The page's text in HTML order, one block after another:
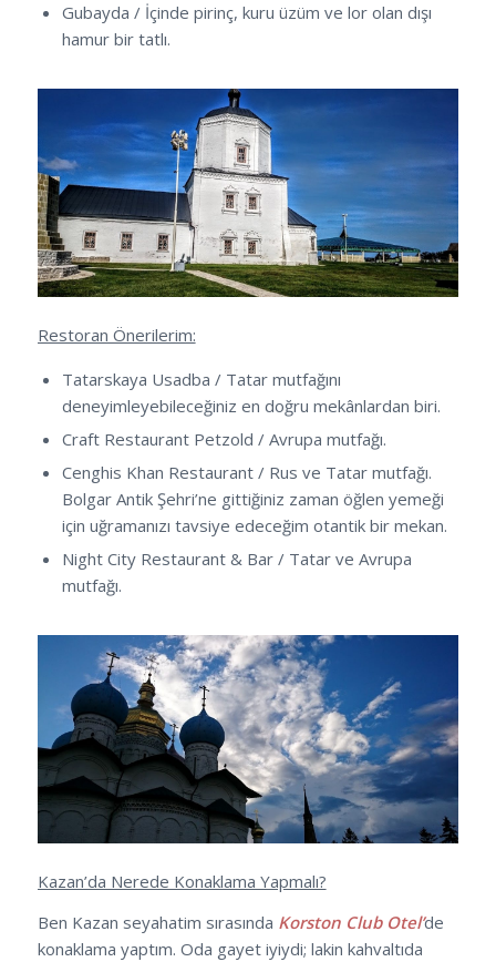
Gubayda / İçinde pirinç, kuru üzüm ve lor olan dışı
hamur bir tatlı.
Restoran Önerilerim:
Tatarskaya Usadba / Tatar mutfağını
deneyimleyebileceğiniz en doğru mekânlardan biri.
Craft Restaurant Petzold / Avrupa mutfağı.
Cenghis Khan Restaurant / Rus ve Tatar mutfağı.
Bolgar Antik Şehri’ne gittiğiniz zaman öğlen yemeği
için uğramanızı tavsiye edeceğim otantik bir mekan.
Night City Restaurant & Bar / Tatar ve Avrupa
mutfağı.
Kazan’da Nerede Konaklama Yapmalı?
Ben Kazan seyahatim sırasında Korston Club Otel’de
konaklama yaptım. Oda gayet iyiydi; lakin kahvaltıda